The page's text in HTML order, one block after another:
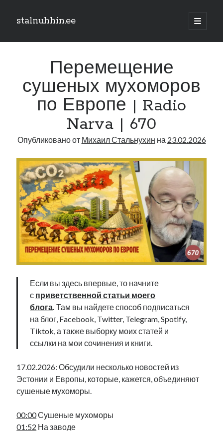
stalnuhhin.ee
отрыть
Боковая
панель
Рубрики
Интервью
Книга
Личное
Нарва и северо-восток
Обзор прессы
Образование
Парламент и правительство
Фотографии
Экономика
Эстония и Россия
Юмор
Метки
radio narva takinada андрус ансип
ансиппиада видео
в поисках здравого смысла выборы высказывание
евросоюз интервью история кабинетные истории
кая каллас книга
нацменьшинства образование
памятники
Перемещение
сушеных мухоморов
по Европе | Radio
Narva | 670
Опубликовано от Михаил Стальнухин на 23.02.2026
Если вы здесь впервые, то начните
с приветственной статьи моего
блога Там вы найдете способ подписаться
на блог, Facebook, Twitter, Telegram, Spotify,
Tiktok, а также выборку моих статей и
ссылки на мои сочинения и книги.
17.02.2026: Обсудили несколько новостей из
Эстонии и Европы, которые, кажется, объединяют
сушеные мухоморы.
00:00Сушеные мухоморы
01:52 На заводе